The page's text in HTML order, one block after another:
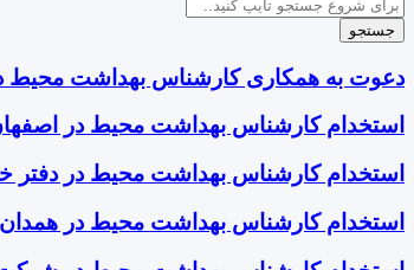
جستجو
دعوت به همکاری کارشناس بهداشت محیط
استخدام کارشناس بهداشت محیط در
استخدام کارشناس بهداشت محیط در
استخدام کارشناس بهداشت محیط در همدان